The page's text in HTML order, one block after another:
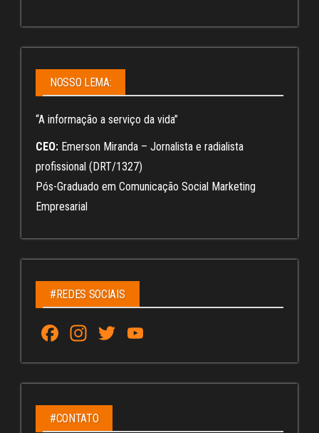
NOSSO LEMA:
“A informação a serviço da vida”
CEO: Emerson Miranda – Jornalista e radialista
profissional (DRT/1327)
Pós-Graduado em Comunicação Social Marketing
Empresarial
#REDES SOCIAIS
Fa
ce
bo
ok
In
st
ag
ra
m
T
wi
tt
u
Tu
C
#CONTATO